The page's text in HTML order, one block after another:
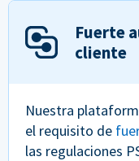
Fuerte
cliente
Nuestra
el requisito de
las regulaciones